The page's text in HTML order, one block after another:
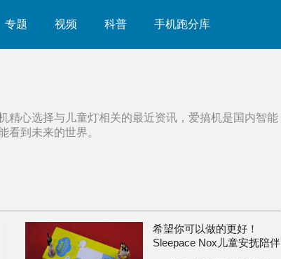
专题 视频 科普 手机跑分库
精心选择与 儿童灯相关的最近资讯，爱搞机是国内智能
看到未来的世界。
希望你可以做的更好！
Sleepace Nox儿童安抚陪伴